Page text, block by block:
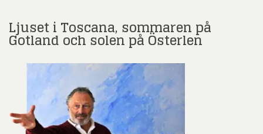
Ljuset i Toscana, sommaren på
Gotland och solen på Österlen